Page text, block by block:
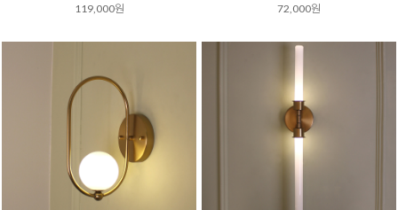
119,000원
72,000원